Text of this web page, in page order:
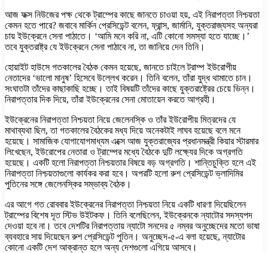
আজ ফক্স নিউজের পক্ষ থেকে ট্রাম্পের কাছে জানতে চাওয়া হয়, এই নিরাপত্তা নিশ্চয়তা
কেমন হতে পারে? জবাবে মার্কিন প্রেসিডেন্ট বলেন, ফ্রান্স, জার্মানি, যুক্তরাজ্যসহ অন্যরা
চায় ইউক্রেনে সেনা পাঠাতে। ‘আমি মনে করি না, এটি কোনো সমস্যা হতে যাচ্ছে।’
তবে যুক্তরাষ্ট্র যে ইউক্রেনে সেনা পাঠাবে না, তা জানিয়ে দেন তিনি।
হোয়াইট হাউসে গতকালের বৈঠক কেমন হয়েছে, জানতে চাইলে ট্রাম্প ইউরোপীয়
নেতাদের ‘ভালো মানুষ’ হিসেবে উল্লেখ করেন। তিনি বলেন, তাঁরা যুদ্ধ থামাতে চান।
সংঘাতটা তাঁদের কাছাকাছি হচ্ছে। তাই বিষয়টি তাঁদের কাছে যুক্তরাষ্ট্রের চেয়ে ভিন্ন।
নিরাপত্তার দিক দিয়ে, তাঁরা ইউক্রেনের সেনা মোতায়েন করতে আগ্রহী।
ইউক্রেনের নিরাপত্তা নিশ্চয়তা নিয়ে জেলেনস্কি ও তাঁর ইউরোপীয় মিত্রদের যে
মাথাব্যথা ছিল, তা গতকালের বৈঠকের মধ্য দিয়ে অনেকটাই লাঘব হয়েছে বলে মনে
হয়েছে। সামাজিক যোগাযোগমাধ্যম এক্সে আজ যুক্তরাজ্যের প্রধানমন্ত্রী কিয়ার স্টারমার
লিখেছেন, ইউরোপের নেতারা ও ট্রাম্পের মধ্যে বৈঠকে দুটি লক্ষ্যের দিকে অগ্রগতি
হয়েছে। একটি হলো নিরাপত্তা নিশ্চয়তার বিষয়ে বড় অগ্রগতি। শান্তিচুক্তি হলে এই
নিরাপত্তা নিশ্চয়তাগুলো কার্যকর করা হবে। অপরটি হলো রুশ প্রেসিডেন্ট ভ্লাদিমির
পুতিনের সঙ্গে জেলেনস্কির সম্ভাব্য বৈঠক।
এর আগে গত রোববার ইউক্রেনের নিরাপত্তা নিশ্চয়তা নিয়ে একটি ধারণা দিয়েছিলেন
ট্রাম্পের বিশেষ দূত স্টিভ উইটকফ। তিনি বলেছিলেন, ইউক্রেনকে ন্যাটোর সদস্যপদ
দেওয়া হবে না। তবে দেশটির নিরাপত্তায় ন্যাটো সনদের ৫ নম্বর অনুচ্ছেদের মতো ভাষা
ব্যবহারে সায় দিয়েছেন রুশ প্রেসিডেন্ট পুতিন। অনুচ্ছেদ-৫-এ বলা হয়েছে, ন্যাটোর
কোনো একটি দেশ আক্রান্ত হলে অন্য দেশগুলো এগিয়ে আসবে।